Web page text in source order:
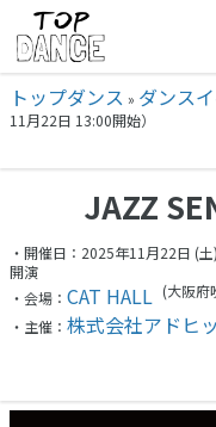
トップダンス » ダンス
11月22日 13:00開始）
JAZZ
・開催日：2025年11月22日 (
開演
・会場： CAT HALL (大阪府
・主催： 株式会社アドヒ